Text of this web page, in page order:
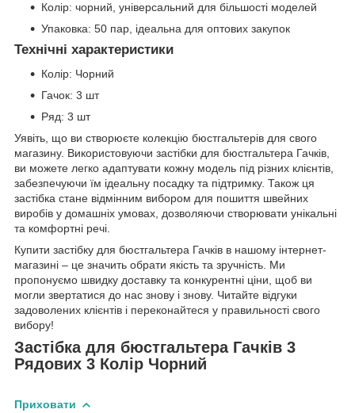
Колір: чорний, універсальний для більшості моделей
Упаковка: 50 пар, ідеальна для оптових закупок
Технічні характеристики
Колір: Чорний
Гачок: 3 шт
Ряд: 3 шт
Уявіть, що ви створюєте колекцію бюстгальтерів для свого
магазину. Використовуючи застібки для бюстгальтера Гачків,
ви можете легко адаптувати кожну модель під різних клієнтів,
забезпечуючи їм ідеальну посадку та підтримку. Також ця
застібка стане відмінним вибором для пошиття швейних
виробів у домашніх умовах, дозволяючи створювати унікальні
та комфортні речі.
Купити застібку для бюстгальтера Гачків в нашому інтернет-
магазині – це значить обрати якість та зручність. Ми
пропонуємо швидку доставку та конкурентні ціни, щоб ви
могли звертатися до нас знову і знову. Читайте відгуки
задоволених клієнтів і переконайтеся у правильності свого
вибору!
Застібка для бюстгальтера Гачків 3
Рядових 3 Колір Чорний
Приховати